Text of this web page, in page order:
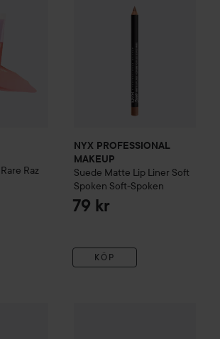
Rare Raz
NYX PROFESSIONAL
MAKEUP
Suede Matte Lip Liner Soft
Spoken Soft-Spoken
79 kr
KÖP